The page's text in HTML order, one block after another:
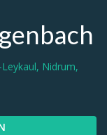
Nidrum,